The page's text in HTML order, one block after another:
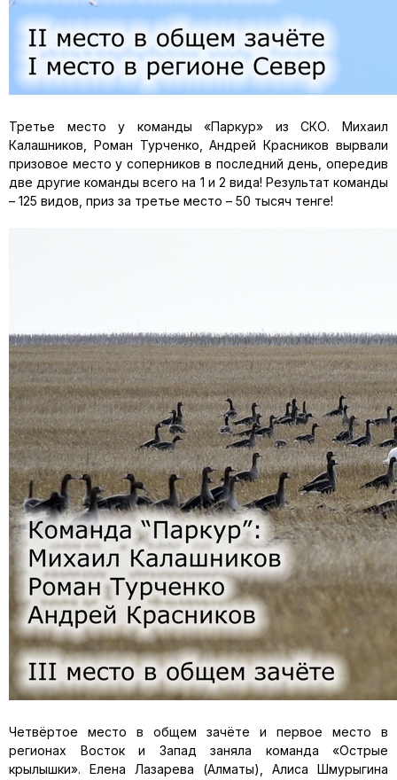
Третье место у команды «Паркур» из СКО. Михаил
Калашников, Роман Турченко, Андрей Красников вырвали
призовое место у соперников в последний день, опередив
две другие команды всего на 1 и 2 вида! Результат команды
– 125 видов, приз за третье место – 50 тысяч тенге!
Четвёртое место в общем зачёте и первое место в
регионах Восток и Запад заняла команда «Острые
крылышки». Елена Лазарева (Алматы), Алиса Шмурыгина